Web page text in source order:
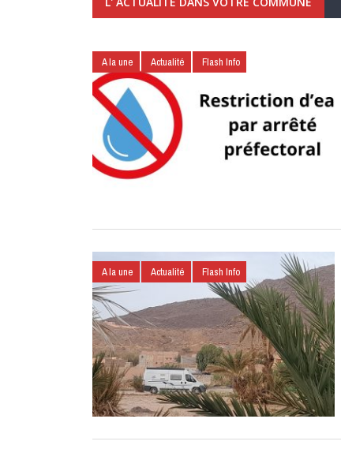
A la une Actualité Flash Info
A la une Actualité Flash Info